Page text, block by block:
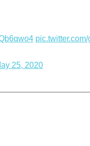
25, 2020